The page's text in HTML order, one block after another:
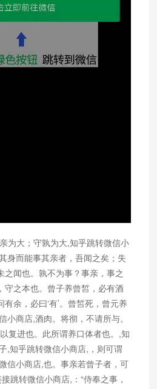
为大；守孰为大,知乎跳转微信小
身而能事其亲者，吾闻之矣；失
之闻也。孰不为事？事亲，事之
守之本也。曾子养曾皙，必有酒
余，必曰‘有’。曾皙死，曾元养
小商店,酒肉。将彻，不请所与。
复进也。此所谓养口体者也。,知
,知乎跳转微信小商店,，则可谓
信小商店,也。事亲若曾子者，可
跳转微信小商店,：“侍奉之事，